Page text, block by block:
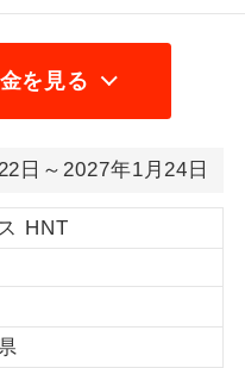
を見る
日～2027年1月24日
HNT
定でご参加いただけるコー
ご参加いただけるコースで
参加いただけるコースで